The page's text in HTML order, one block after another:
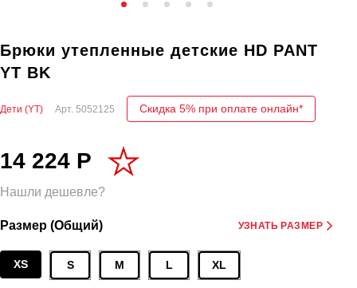
Брюки утепленные детские HD PANT
YT BK
Дети (YT) Арт. 5052125 Скидка 5% при оплате онлайн*
14 224 Р
Нашли дешевле?
Размер (Общий) УЗНАТЬ РАЗМЕР
XS S M L XL